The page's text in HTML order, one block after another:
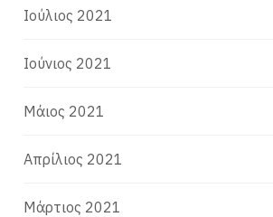
Ιούλιος 2021
Ιούνιος 2021
Μάιος 2021
Απρίλιος 2021
Μάρτιος 2021